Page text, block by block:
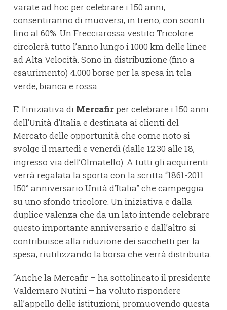
varate ad hoc per celebrare i 150 anni,
consentiranno di muoversi, in treno, con sconti
fino al 60%. Un Frecciarossa vestito Tricolore
circolerà tutto l’anno lungo i 1000 km delle linee
ad Alta Velocità. Sono in distribuzione (fino a
esaurimento) 4.000 borse per la spesa in tela
verde, bianca e rossa.
E’ l’iniziativa di Mercafirper celebrare i 150 anni
dell’Unità d’Italia e destinata ai clienti del
Mercato delle opportunità che come noto si
svolge il martedì e venerdì (dalle 12.30 alle 18,
ingresso via dell’Olmatello). A tutti gli acquirenti
verrà regalata la sporta con la scritta “1861-2011
150° anniversario Unità d’Italia” che campeggia
su uno sfondo tricolore. Un iniziativa e dalla
duplice valenza che da un lato intende celebrare
questo importante anniversario e dall’altro si
contribuisce alla riduzione dei sacchetti per la
spesa, riutilizzando la borsa che verrà distribuita.
“Anche la Mercafir – ha sottolineato il presidente
Valdemaro Nutini – ha voluto rispondere
all’appello delle istituzioni, promuovendo questa